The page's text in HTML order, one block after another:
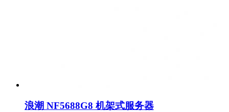
浪潮 NF5688G8 机架式服务器